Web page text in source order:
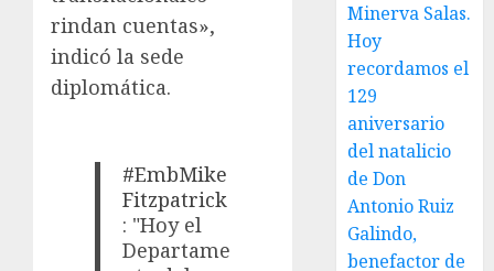
rindan cuentas»,
indicó la sede
diplomática.
#EmbMike
Fitzpatrick
: "Hoy el
Departame
Minerva Salas.
Hoy
recordamos el
129
aniversario
del natalicio
de Don
Antonio Ruiz
Galindo,
benefactor de